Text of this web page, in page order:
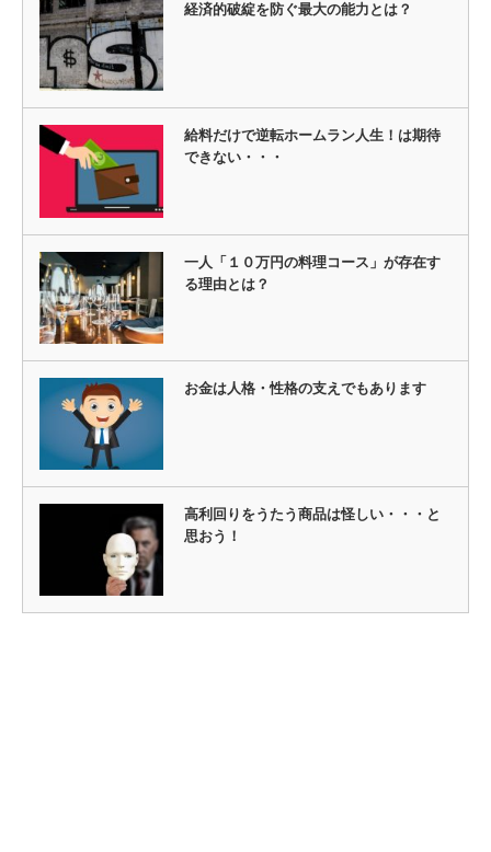
経済的破綻を防ぐ最大の能力とは？
給料だけで逆転ホームラン人生！は期待
できない・・・
一人「１０万円の料理コース」が存在す
る理由とは？
お金は人格・性格の支えでもあります
高利回りをうたう商品は怪しい・・・と
思おう！